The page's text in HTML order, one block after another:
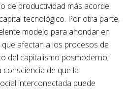
de productividad más acorde
tecnológico. Por otra parte,
modelo para ahondar en
afectan a los procesos de
del capitalismo posmoderno;
de que la
interconectada puede